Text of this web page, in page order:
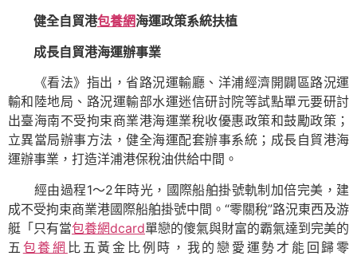
健全自貿港包養網海運政策系統扶植
成長自貿港海運辦事業
《看法》指出，省路況運輸廳、洋浦經濟開闢區路況運
輸和陸地局、路況運輸部水運迷信研討院等試點單元要研討
出臺海南不受拘束商業港海運業稅收優惠政策和鼓勵政策；
立異當局辦事方法，健全海運配套辦事系統；成長自貿港海
運辦事業，打造洋浦港保稅油供給中間。
經由過程1～2年時光，國際船舶掛號軌制加倍完美，建
成不受拘束商業港國際船舶掛號中間。“零關稅”路況東西及游
艇「只有當包養網dcard單戀的傻氣與財富的霸氣達到完美的
五 包養網 比五黃金比例時，我的戀愛運勢才能回歸零